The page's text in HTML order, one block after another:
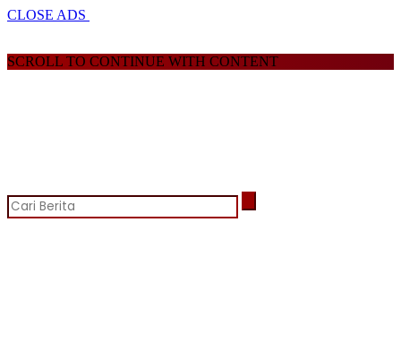
CLOSE ADS
SCROLL TO CONTINUE WITH CONTENT